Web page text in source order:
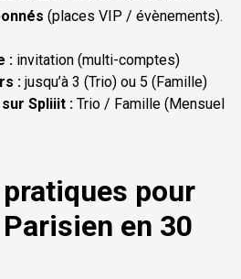
(places VIP / évènements).
: invitation (multi-comptes)
: jusqu’à 3 (Trio) ou 5 (Famille)
Spliiit : Trio / Famille (Mensuel
pour
en 30